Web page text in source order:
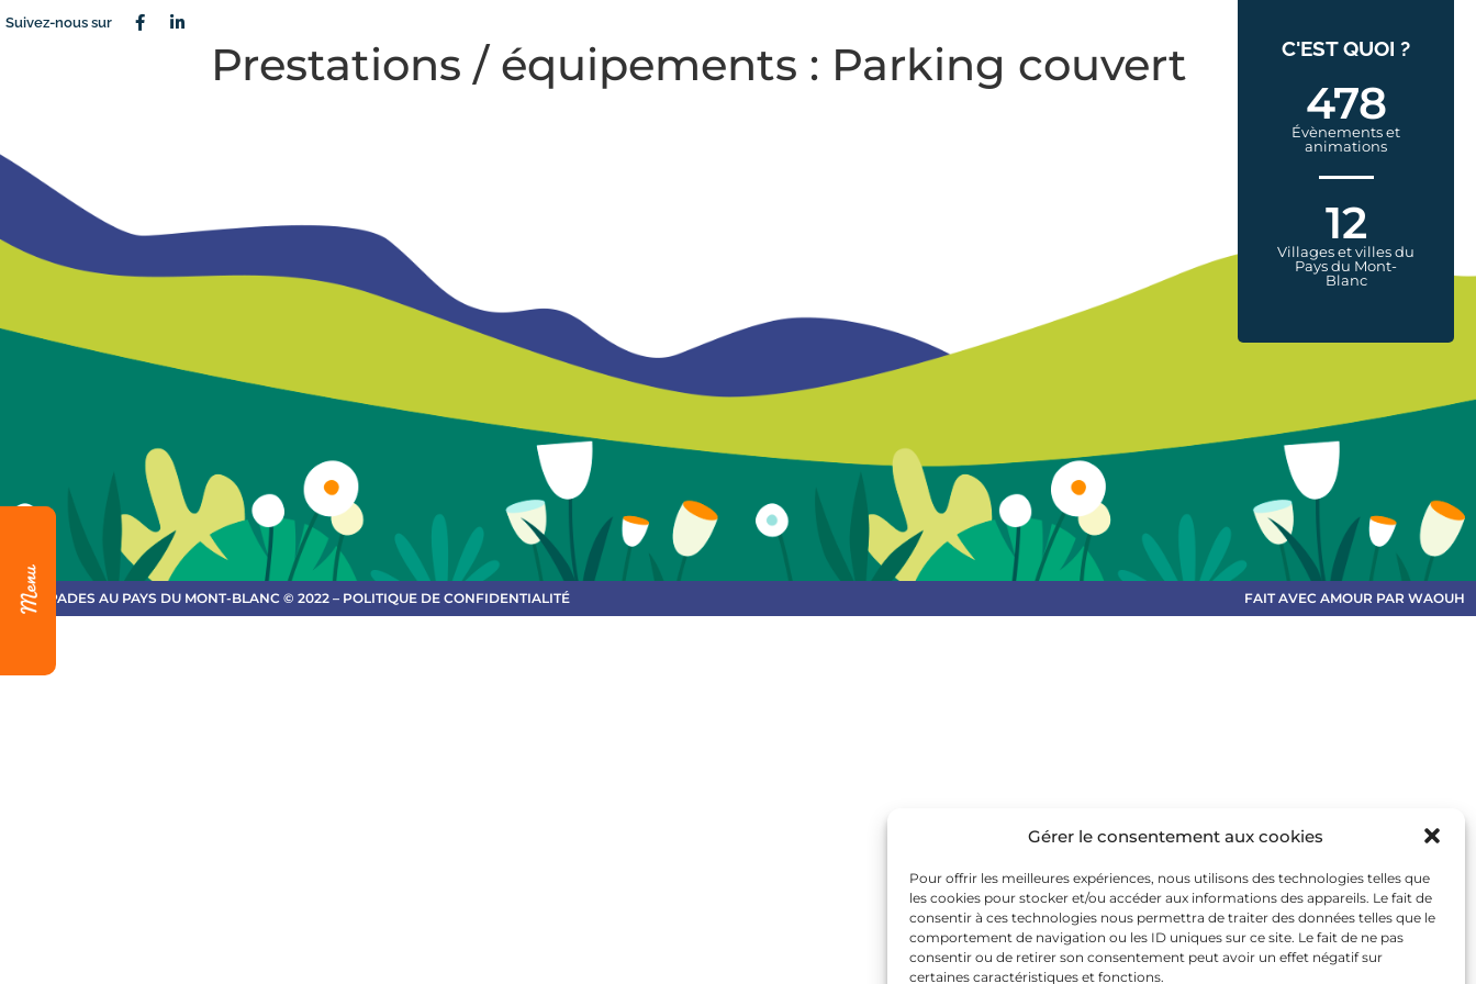
Gérer le consentement aux cookies
Pour offrir les meilleures expériences, nous utilisons des technologies telles que
les cookies pour stocker et/ou accéder aux informations des appareils. Le fait de
consentir à ces technologies nous permettra de traiter des données telles que le
comportement de navigation ou les ID uniques sur ce site. Le fait de ne pas
consentir ou de retirer son consentement peut avoir un effet négatif sur
certaines caractéristiques et fonctions.
Suivez-nous sur
C'EST QUOI ?
478
Évènements et
animations
12
Villages et villes du
Pays du Mont-
Blanc
Prestations / équipements : Parking couvert
ESCAPADES AU PAYS DU MONT-BLANC © 2022 – POLITIQUE DE CONFIDENTIALITÉ FAIT AVEC AMOUR PAR WAOUH